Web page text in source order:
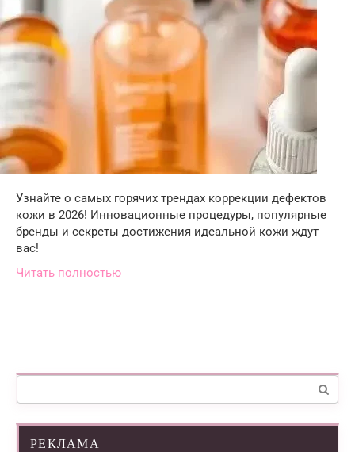
Узнайте о самых горячих трендах коррекции дефектов
кожи в 2026! Инновационные процедуры, популярные
бренды и секреты достижения идеальной кожи ждут
вас!
Читать полностью
Поиск:
РЕКЛАМА